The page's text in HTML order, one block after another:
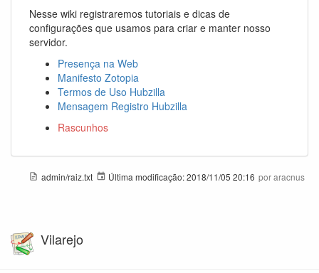
Nesse wiki registraremos tutoriais e dicas de
configurações que usamos para criar e manter nosso
servidor.
Presença na Web
Manifesto Zotopia
Termos de Uso Hubzilla
Mensagem Registro Hubzilla
Rascunhos
admin/raiz.txt Última modificação:2018/11/05 20:16 poraracnus
Vilarejo